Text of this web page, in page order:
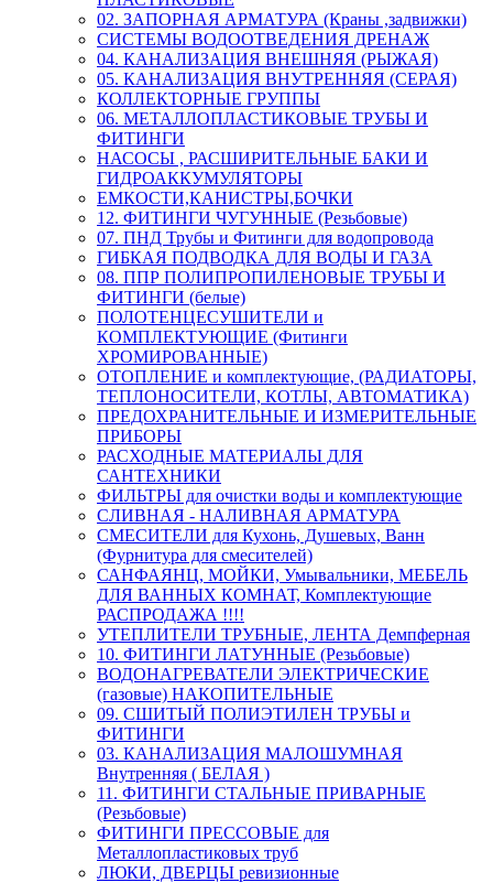
02. ЗАПОРНАЯ АРМАТУРА (Краны ,задвижки)
СИСТЕМЫ ВОДООТВЕДЕНИЯ ДРЕНАЖ
04. КАНАЛИЗАЦИЯ ВНЕШНЯЯ (РЫЖАЯ)
05. КАНАЛИЗАЦИЯ ВНУТРЕННЯЯ (СЕРАЯ)
КОЛЛЕКТОРНЫЕ ГРУППЫ
06. МЕТАЛЛОПЛАСТИКОВЫЕ ТРУБЫ И
ФИТИНГИ
НАСОСЫ , РАСШИРИТЕЛЬНЫЕ БАКИ И
ГИДРОАККУМУЛЯТОРЫ
ЕМКОСТИ,КАНИСТРЫ,БОЧКИ
12. ФИТИНГИ ЧУГУННЫЕ (Резьбовые)
07. ПНД Трубы и Фитинги для водопровода
ГИБКАЯ ПОДВОДКА ДЛЯ ВОДЫ И ГАЗА
08. ППР ПОЛИПРОПИЛЕНОВЫЕ ТРУБЫ И
ФИТИНГИ (белые)
ПОЛОТЕНЦЕСУШИТЕЛИ и
КОМПЛЕКТУЮЩИЕ (Фитинги
ХРОМИРОВАННЫЕ)
ОТОПЛЕНИЕ и комплектующие, (РАДИАТОРЫ,
ТЕПЛОНОСИТЕЛИ, КОТЛЫ, АВТОМАТИКА)
ПРЕДОХРАНИТЕЛЬНЫЕ И ИЗМЕРИТЕЛЬНЫЕ
ПРИБОРЫ
РАСХОДНЫЕ МАТЕРИАЛЫ ДЛЯ
САНТЕХНИКИ
ФИЛЬТРЫ для очистки воды и комплектующие
СЛИВНАЯ - НАЛИВНАЯ АРМАТУРА
СМЕСИТЕЛИ для Кухонь, Душевых, Ванн
(Фурнитура для смесителей)
САНФАЯНЦ, МОЙКИ, Умывальники, МЕБЕЛЬ
ДЛЯ ВАННЫХ КОМНАТ, Комплектующие
РАСПРОДАЖА !!!!
УТЕПЛИТЕЛИ ТРУБНЫЕ, ЛЕНТА Демпферная
10. ФИТИНГИ ЛАТУННЫЕ (Резьбовые)
ВОДОНАГРЕВАТЕЛИ ЭЛЕКТРИЧЕСКИЕ
(газовые) НАКОПИТЕЛЬНЫЕ
09. СШИТЫЙ ПОЛИЭТИЛЕН ТРУБЫ и
ФИТИНГИ
03. КАНАЛИЗАЦИЯ МАЛОШУМНАЯ
Внутренняя ( БЕЛАЯ )
11. ФИТИНГИ СТАЛЬНЫЕ ПРИВАРНЫЕ
(Резьбовые)
ФИТИНГИ ПРЕССОВЫЕ для
Металлопластиковых труб
ЛЮКИ, ДВЕРЦЫ ревизионные